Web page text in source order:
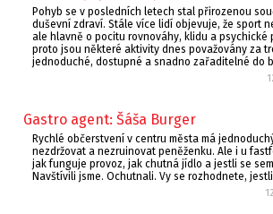
Pohyb se v posledních letech stal přirozenou
duševní zdraví. Stále více lidí objevuje, že sport
ale hlavně o pocitu rovnováhy, klidu a psychické
proto jsou některé aktivity dnes považovány za
jednoduché, dostupné a snadno zařaditelné do
Gastro agent: Šáša Burger
Rychlé občerstvení v centru města má
nezdržovat a nezruinovat peněženku. Ale i u
jak funguje provoz, jak chutná jídlo a jestli se
Navštívili jsme. Ochutnali. Vy se rozhodnete,